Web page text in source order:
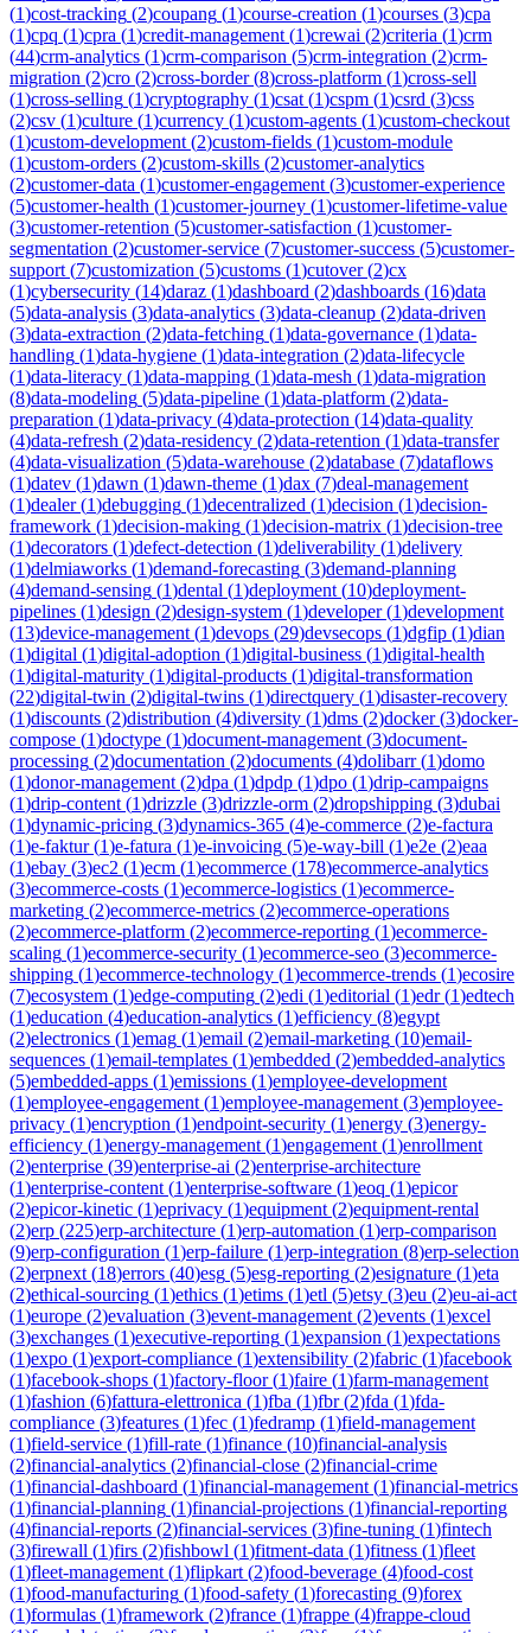
(1)cost-tracking (2)coupang (1)course-creation (1)courses (3)cpa
(1)cpq (1)cpra (1)credit-management (1)crewai (2)criteria (1)crm
(44)crm-analytics (1)crm-comparison (5)crm-integration (2)crm-
migration (2)cro (2)cross-border(8)cross-platform (1)cross-sell
(1)cross-selling (1)cryptography (1)csat (1)cspm (1)csrd (3)css
(2)csv (1)culture (1)currency (1)custom-agents (1)custom-checkout
(1)custom-development (2)custom-fields (1)custom-module
(1)custom-orders (2)custom-skills (2)customer-analytics
(2)customer-data (1)customer-engagement (3)customer-experience
(5)customer-health (1)customer-journey (1)customer-lifetime-value
(3)customer-retention (5)customer-satisfaction (1)customer-
segmentation (2)customer-service (7)customer-success (5)customer-
support (7)customization (5)customs (1)cutover(2)cx
(1)cybersecurity (14)daraz (1)dashboard (2)dashboards (16)data
(5)data-analysis (3)data-analytics (3)data-cleanup (2)data-driven
(3)data-extraction (2)data-fetching (1)data-governance (1)data-
handling (1)data-hygiene (1)data-integration (2)data-lifecycle
(1)data-literacy (1)data-mapping (1)data-mesh (1)data-migration
(8)data-modeling (5)data-pipeline (1)data-platform (2)data-
preparation (1)data-privacy (4)data-protection (14)data-quality
(4)data-refresh (2)data-residency (2)data-retention (1)data-transfer
(4)data-visualization (5)data-warehouse (2)database (7)dataflows
(1)datev (1)dawn (1)dawn-theme (1)dax (7)deal-management
(1)dealer(1)debugging (1)decentralized (1)decision (1)decision-
framework (1)decision-making (1)decision-matrix (1)decision-tree
(1)decorators (1)defect-detection (1)deliverability (1)delivery
(1)delmiaworks (1)demand-forecasting (3)demand-planning
(4)demand-sensing (1)dental (1)deployment (10)deployment-
pipelines (1)design (2)design-system (1)developer(1)development
(13)device-management (1)devops (29)devsecops (1)dgfip (1)dian
(1)digital (1)digital-adoption (1)digital-business (1)digital-health
(1)digital-maturity (1)digital-products (1)digital-transformation
(22)digital-twin (2)digital-twins (1)directquery (1)disaster-recovery
(1)discounts (2)distribution (4)diversity (1)dms (2)docker(3)docker-
compose (1)doctype (1)document-management (3)document-
processing (2)documentation (2)documents (4)dolibarr(1)domo
(1)donor-management (2)dpa (1)dpdp (1)dpo (1)drip-campaigns
(1)drip-content (1)drizzle (3)drizzle-orm (2)dropshipping (3)dubai
(1)dynamic-pricing (3)dynamics-365 (4)e-commerce (2)e-factura
(1)e-faktur(1)e-fatura (1)e-invoicing (5)e-way-bill (1)e2e (2)eaa
(1)ebay (3)ec2 (1)ecm (1)ecommerce (178)ecommerce-analytics
(3)ecommerce-costs (1)ecommerce-logistics (1)ecommerce-
marketing (2)ecommerce-metrics (2)ecommerce-operations
(2)ecommerce-platform (2)ecommerce-reporting (1)ecommerce-
scaling (1)ecommerce-security (1)ecommerce-seo (3)ecommerce-
shipping (1)ecommerce-technology (1)ecommerce-trends (1)ecosire
(7)ecosystem (1)edge-computing (2)edi (1)editorial (1)edr(1)edtech
(1)education (4)education-analytics (1)efficiency (8)egypt
(2)electronics (1)emag (1)email (2)email-marketing (10)email-
sequences (1)email-templates (1)embedded (2)embedded-analytics
(5)embedded-apps (1)emissions (1)employee-development
(1)employee-engagement (1)employee-management (3)employee-
privacy (1)encryption (1)endpoint-security (1)energy (3)energy-
efficiency (1)energy-management (1)engagement (1)enrollment
(2)enterprise (39)enterprise-ai (2)enterprise-architecture
(1)enterprise-content (1)enterprise-software (1)eoq (1)epicor
(2)epicor-kinetic (1)eprivacy (1)equipment (2)equipment-rental
(2)erp (225)erp-architecture (1)erp-automation (1)erp-comparison
(9)erp-configuration (1)erp-failure (1)erp-integration (8)erp-selection
(2)erpnext (18)errors (40)esg (5)esg-reporting (2)esignature (1)eta
(2)ethical-sourcing (1)ethics (1)etims (1)etl (5)etsy (3)eu (2)eu-ai-act
(1)europe (2)evaluation (3)event-management (2)events (1)excel
(3)exchanges (1)executive-reporting (1)expansion (1)expectations
(1)expo (1)export-compliance (1)extensibility (2)fabric (1)facebook
(1)facebook-shops (1)factory-floor(1)faire (1)farm-management
(1)fashion (6)fattura-elettronica (1)fba (1)fbr(2)fda (1)fda-
compliance (3)features (1)fec (1)fedramp (1)field-management
(1)field-service (1)fill-rate (1)finance (10)financial-analysis
(2)financial-analytics (2)financial-close (2)financial-crime
(1)financial-dashboard (1)financial-management (1)financial-metrics
(1)financial-planning (1)financial-projections (1)financial-reporting
(4)financial-reports (2)financial-services (3)fine-tuning (1)fintech
(3)firewall (1)firs (2)fishbowl (1)fitment-data (1)fitness (1)fleet
(1)fleet-management (1)flipkart (2)food-beverage (4)food-cost
(1)food-manufacturing (1)food-safety (1)forecasting (9)forex
(1)formulas (1)framework (2)france (1)frappe (4)frappe-cloud